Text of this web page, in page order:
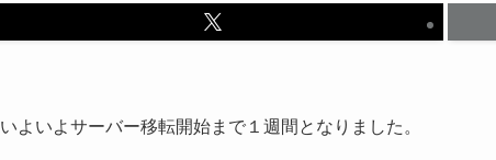
いよいよサーバー移転開始まで１週間となりました。